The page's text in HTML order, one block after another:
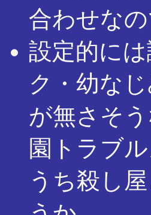
合わせな
設定的に
ク・幼な
が無さそ
園トラブ
うち殺し